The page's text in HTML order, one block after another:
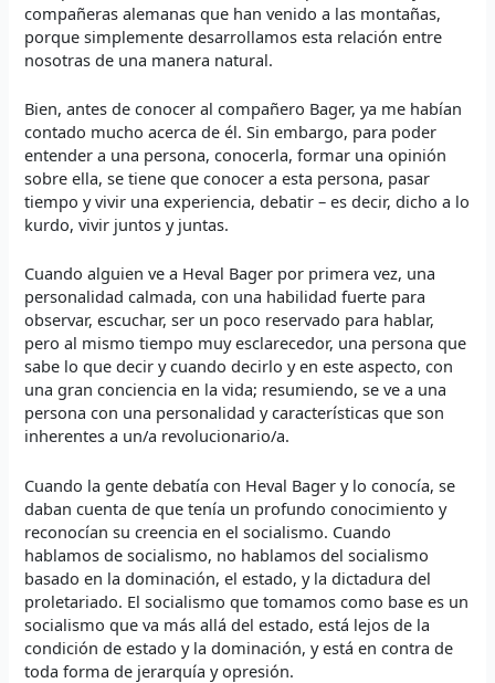
compañeras alemanas que han venido a las montañas,
porque simplemente desarrollamos esta relación entre
nosotras de una manera natural.
Bien, antes de conocer al compañero Bager, ya me habían
contado mucho acerca de él. Sin embargo, para poder
entender a una persona, conocerla, formar una opinión
sobre ella, se tiene que conocer a esta persona, pasar
tiempo y vivir una experiencia, debatir – es decir, dicho a lo
kurdo, vivir juntos y juntas.
Cuando alguien ve a Heval Bager por primera vez, una
personalidad calmada, con una habilidad fuerte para
observar, escuchar, ser un poco reservado para hablar,
pero al mismo tiempo muy esclarecedor, una persona que
sabe lo que decir y cuando decirlo y en este aspecto, con
una gran conciencia en la vida; resumiendo, se ve a una
persona con una personalidad y características que son
inherentes a un/a revolucionario/a.
Cuando la gente debatía con Heval Bager y lo conocía, se
daban cuenta de que tenía un profundo conocimiento y
reconocían su creencia en el socialismo. Cuando
hablamos de socialismo, no hablamos del socialismo
basado en la dominación, el estado, y la dictadura del
proletariado. El socialismo que tomamos como base es un
socialismo que va más allá del estado, está lejos de la
condición de estado y la dominación, y está en contra de
toda forma de jerarquía y opresión.